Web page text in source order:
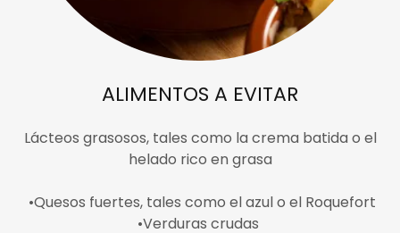
ALIMENTOS A EVITAR
Lácteos grasosos, tales como la crema batida o el
helado rico en grasa
•Quesos fuertes, tales como el azul o el Roquefort
•Verduras crudas